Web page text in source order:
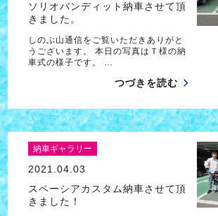
ソリオバンディット納車させて頂
きました。
しのぶ山通信をご覧いただきありがと
うございます。 本日の写真はＴ様の納
車式の様子です。 …
つづきを読む
納車ギャラリー
2021.04.03
スペーシアカスタム納車させて頂
きました！